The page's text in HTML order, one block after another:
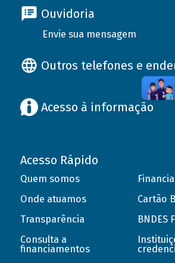
Ouvidoria
Envie sua mensagem
Outros telefones e
Acesso à informação
Acesso Rápido
Quem somos
Onde atuamos
Transparência
Consulta a
financiamentos
Cartão
BNDES